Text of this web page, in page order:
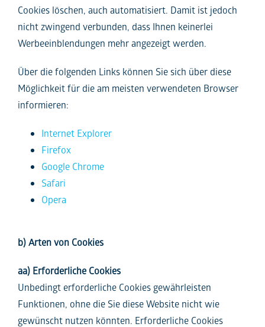
Cookies löschen, auch automatisiert. Damit ist jedoch
nicht zwingend verbunden, dass Ihnen keinerlei
Werbeeinblendungen mehr angezeigt werden.
Über die folgenden Links können Sie sich über diese
Möglichkeit für die am meisten verwendeten Browser
informieren:
Internet Explorer
Firefox
Google Chrome
Safari
Opera
b) Arten von Cookies
aa) Erforderliche Cookies
Unbedingt erforderliche Cookies gewährleisten
Funktionen, ohne die Sie diese Website nicht wie
gewünscht nutzen könnten. Erforderliche Cookies